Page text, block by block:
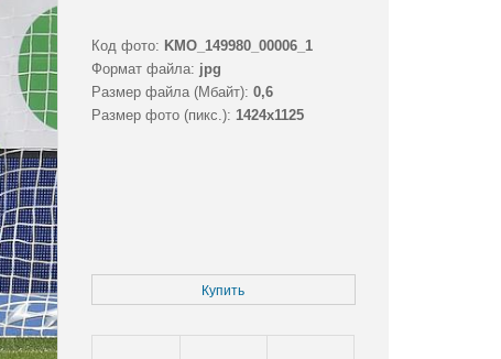
Код фото: KMO_149980_00006_1
Формат файла: jpg
Размер файла (Мбайт): 0,6
Размер фото (пикс.): 1424x1125
Купить